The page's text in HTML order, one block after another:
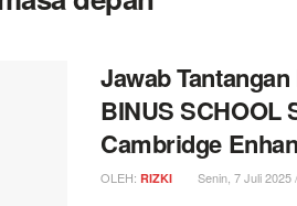
Jawab
BINUS SCHOOL
Cambridge
OLEH: RIZKI Senin, 7 Juli 2025